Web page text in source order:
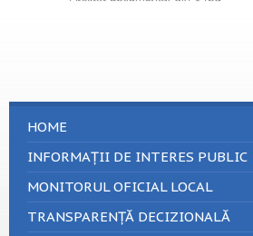
HOME
INFORMAȚII DE INTERES PUBLIC
MONITORUL OFICIAL LOCAL
TRANSPARENȚĂ DECIZIONALĂ